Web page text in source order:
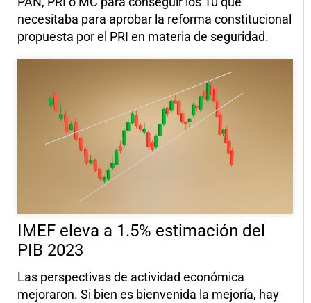
necesitaba para aprobar la reforma constitucional
propuesta por el PRI en materia de seguridad.
IMEF eleva a 1.5% estimación del
PIB 2023
Las perspectivas de actividad económica
mejoraron. Si bien es bienvenida la mejoría, hay